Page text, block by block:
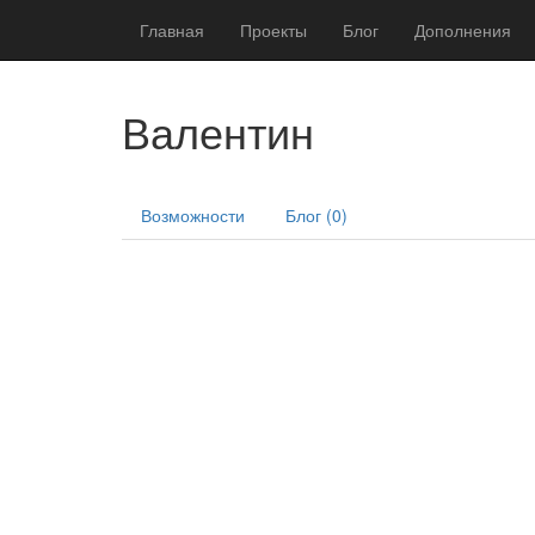
Главная Проекты Блог Дополнения
Валентин
Возможности Блог (0)